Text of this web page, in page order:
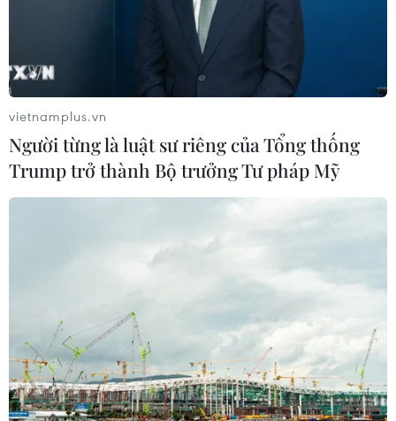
vietnamplus.vn
Người từng là luật sư riêng của Tổng thống
Trump trở thành Bộ trưởng Tư pháp Mỹ